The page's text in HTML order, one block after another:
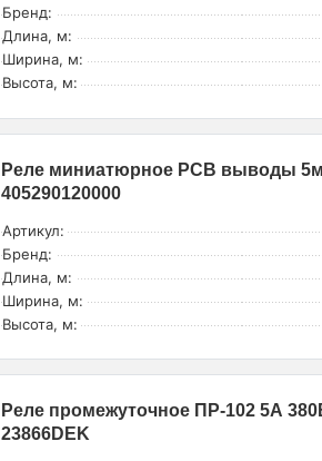
Бренд:
Длина, м:
Ширина, м:
Высота, м:
Реле миниатюрное РСВ выводы
405290120000
Артикул:
Бренд:
Длина, м:
Ширина, м:
Высота, м:
Реле промежуточное ПР-102 5А
23866DEK